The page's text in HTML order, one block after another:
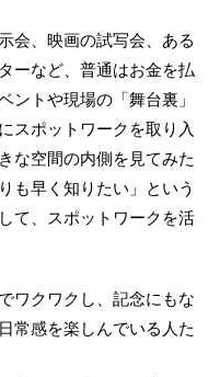
会、映画の試写会、ある
ーなど、普通はお金を払
ントや現場の「舞台裏」
スポットワークを取り入
な空間の内側を見てみた
も早く知りたい」という
て、スポットワークを活
ワクワクし、記念にもな
常感を楽しんでいる人た